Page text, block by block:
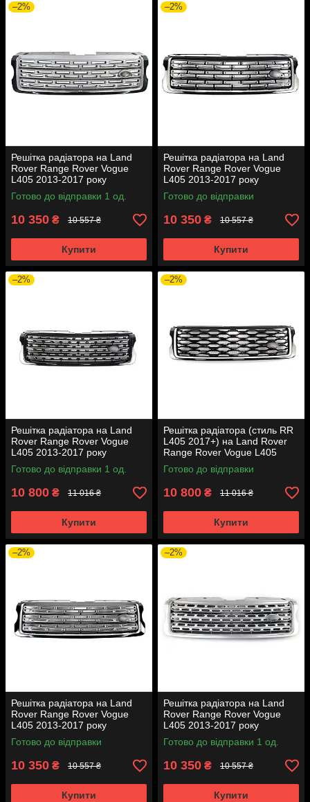
–2%
Решітка радіатора на Land
Rover Range Rover Vogue
L405 2013-2017 року
Готово до відправки 1 од.
10 350 ₴ 10 557 ₴
Купити
–2%
Решітка радіатора на Land
Rover Range Rover Vogue
L405 2013-2017 року
Готово до відправки
10 350 ₴ 10 557 ₴
Купити
–2%
Решітка радіатора на Land
Rover Range Rover Vogue
L405 2013-2017 року
Готово до відправки 1 од.
10 800 ₴ 11 016 ₴
Купити
–2%
Решітка радіатора (стиль RR
L405 2017+) на Land Rover
Range Rover Vogue L405
2013-2017 року
Готово до відправки
10 800 ₴ 11 016 ₴
Купити
–2%
Решітка радіатора на Land
Rover Range Rover Vogue
L405 2013-2017 року
Готово до відправки
10 350 ₴ 10 557 ₴
Купити
–2%
Решітка радіатора на Land
Rover Range Rover Vogue
L405 2013-2017 року
Готово до відправки 1 од.
10 350 ₴ 10 557 ₴
Купити